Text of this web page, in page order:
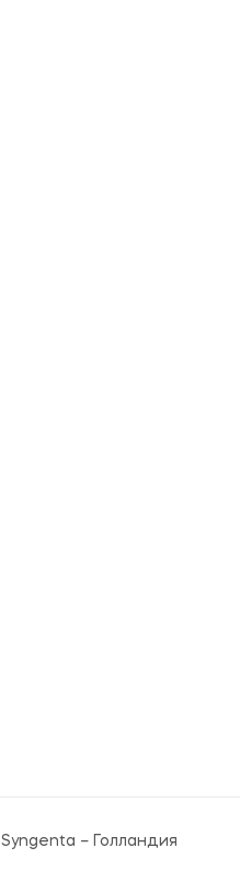
Syngenta – Голландия